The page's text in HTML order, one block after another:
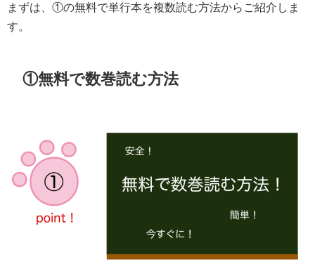
まずは、①の無料で単行本を複数読む方法からご紹介しま
す。
①無料で数巻読む方法